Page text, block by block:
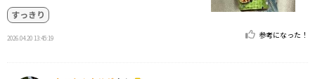
すっきり
2026.04.20 13:45:19 参考になった！